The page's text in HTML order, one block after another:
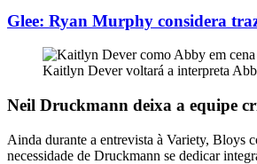
Glee: Ryan Murphy considera
Kaitlyn Dever voltará a interpreta
Neil Druckmann deixa a equipe
Ainda durante a entrevista à Variety, Bloys
necessidade de Druckmann se dedicar